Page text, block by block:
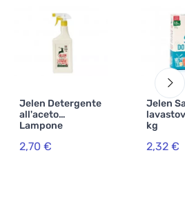
Jelen Detergente
all'aceto
Lampone
2,70 €
Jelen
kg
2,32 €